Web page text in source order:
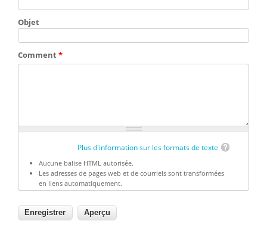
Objet
Comment*
Plus d'information sur les formats de texte
Aucune balise HTML autorisée.
Les adresses de pages web et de courriels sont transformées
en liens automatiquement.